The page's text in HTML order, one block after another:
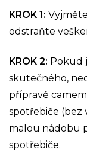
KROK 1:
odstraňte
KROK 2: Pokud
skutečného,
přípravě
spotřebiče (bez
malou nádobu
spotřebiče.